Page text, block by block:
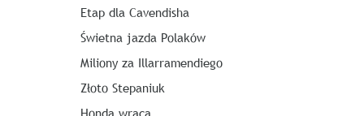
Etap dla Cavendisha
Świetna jazda Polaków
Miliony za Illarramendiego
Złoto Stepaniuk
Honda wraca